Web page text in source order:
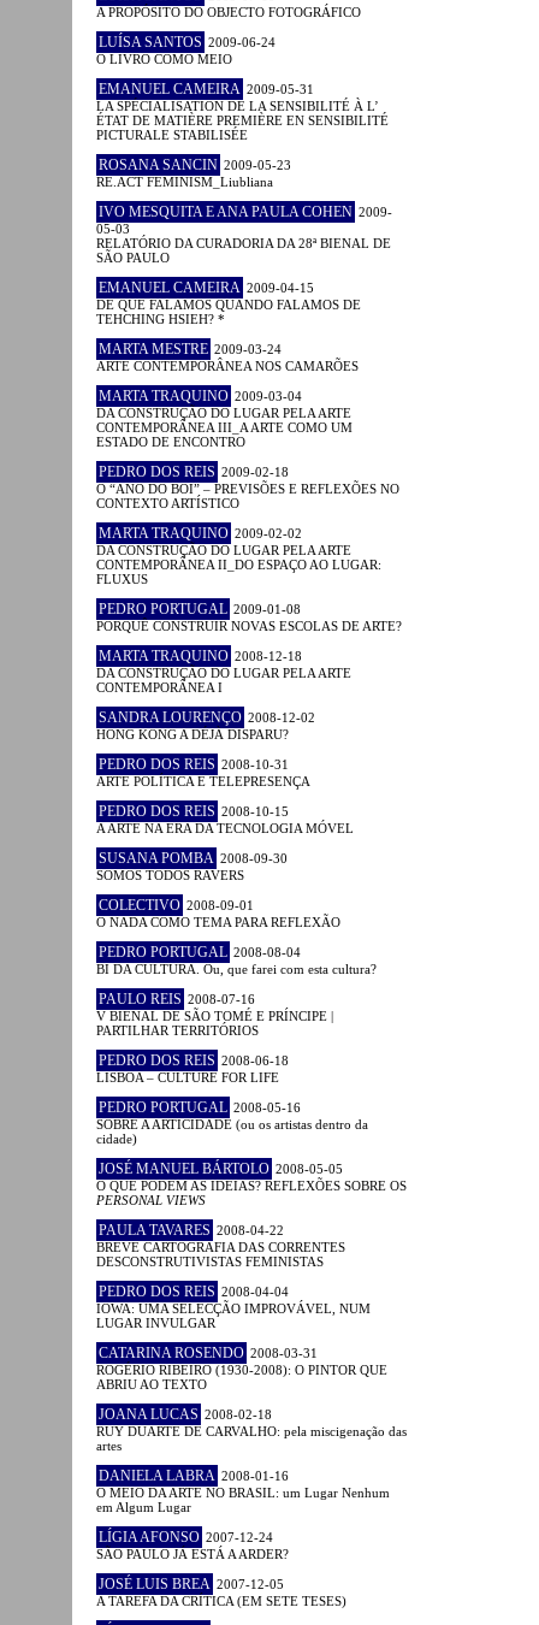
A PROPÓSITO DO OBJECTO FOTOGRÁFICO
LUÍSA SANTOS 2009-06-24
O LIVRO COMO MEIO
EMANUEL CAMEIRA 2009-05-31
LA SPÉCIALISATION DE LA SENSIBILITÉ À L’
ÉTAT DE MATIÈRE PREMIÈRE EN SENSIBILITÉ
PICTURALE STABILISÉE
ROSANA SANCIN 2009-05-23
RE.ACT FEMINISM_Liubliana
IVO MESQUITA E ANA PAULA COHEN 2009-
05-03
RELATÓRIO DA CURADORIA DA 28ª BIENAL DE
SÃO PAULO
EMANUEL CAMEIRA 2009-04-15
DE QUE FALAMOS QUANDO FALAMOS DE
TEHCHING HSIEH? *
MARTA MESTRE 2009-03-24
ARTE CONTEMPORÂNEA NOS CAMARÕES
MARTA TRAQUINO 2009-03-04
DA CONSTRUÇÃO DO LUGAR PELA ARTE
CONTEMPORÂNEA III_A ARTE COMO UM
ESTADO DE ENCONTRO
PEDRO DOS REIS 2009-02-18
O “ANO DO BOI” – PREVISÕES E REFLEXÕES NO
CONTEXTO ARTÍSTICO
MARTA TRAQUINO 2009-02-02
DA CONSTRUÇÃO DO LUGAR PELA ARTE
CONTEMPORÂNEA II_DO ESPAÇO AO LUGAR:
FLUXUS
PEDRO PORTUGAL 2009-01-08
PORQUÊ CONSTRUIR NOVAS ESCOLAS DE ARTE?
MARTA TRAQUINO 2008-12-18
DA CONSTRUÇÃO DO LUGAR PELA ARTE
CONTEMPORÂNEA I
SANDRA LOURENÇO 2008-12-02
HONG KONG A DÉJÀ DISPARU?
PEDRO DOS REIS 2008-10-31
ARTE POLÍTICA E TELEPRESENÇA
PEDRO DOS REIS 2008-10-15
A ARTE NA ERA DA TECNOLOGIA MÓVEL
SUSANA POMBA 2008-09-30
SOMOS TODOS RAVERS
COLECTIVO 2008-09-01
O NADA COMO TEMA PARA REFLEXÃO
PEDRO PORTUGAL 2008-08-04
BI DA CULTURA. Ou, que farei com esta cultura?
PAULO REIS 2008-07-16
V BIENAL DE SÃO TOMÉ E PRÍNCIPE |
PARTILHAR TERRITÓRIOS
PEDRO DOS REIS 2008-06-18
LISBOA – CULTURE FOR LIFE
PEDRO PORTUGAL 2008-05-16
SOBRE A ARTICIDADE (ou os artistas dentro da
cidade)
JOSÉ MANUEL BÁRTOLO 2008-05-05
O QUE PODEM AS IDEIAS? REFLEXÕES SOBRE OS
PERSONAL VIEWS
PAULA TAVARES 2008-04-22
BREVE CARTOGRAFIA DAS CORRENTES
DESCONSTRUTIVISTAS FEMINISTAS
PEDRO DOS REIS 2008-04-04
IOWA: UMA SELECÇÃO IMPROVÁVEL, NUM
LUGAR INVULGAR
CATARINA ROSENDO 2008-03-31
ROGÉRIO RIBEIRO (1930-2008): O PINTOR QUE
ABRIU AO TEXTO
JOANA LUCAS 2008-02-18
RUY DUARTE DE CARVALHO: pela miscigenação das
artes
DANIELA LABRA 2008-01-16
O MEIO DA ARTE NO BRASIL: um Lugar Nenhum
em Algum Lugar
LÍGIA AFONSO 2007-12-24
SÃO PAULO JÁ ESTÁ A ARDER?
JOSÉ LUIS BREA 2007-12-05
A TAREFA DA CRÍTICA (EM SETE TESES)